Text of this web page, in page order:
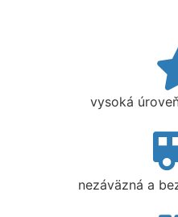
vysoká
nezáväzná a